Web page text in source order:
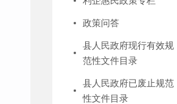
政策问答
县人民政府现行有效规
范性文件目录
县人民政府已废止规范
性文件目录